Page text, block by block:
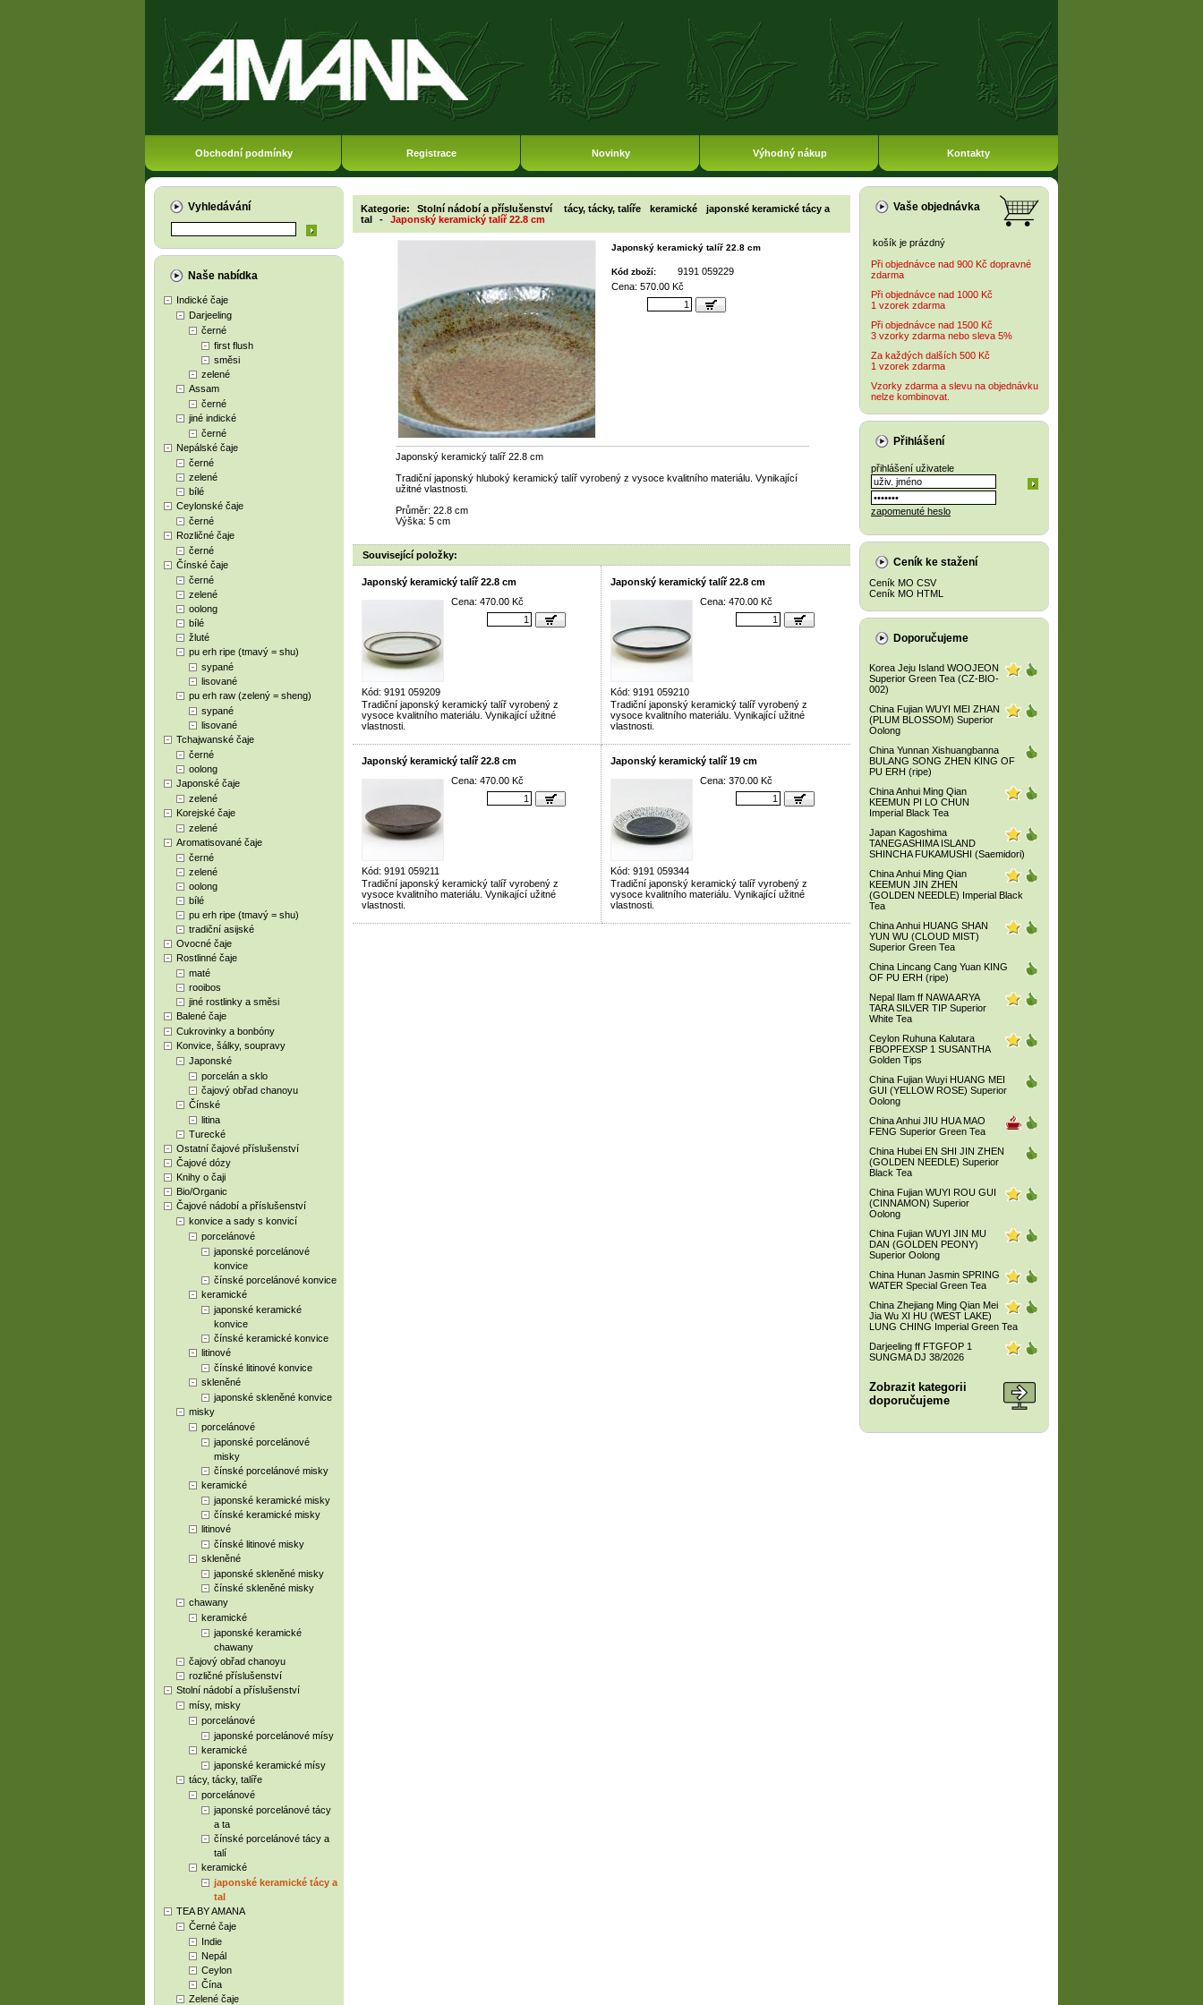
Obchodní podmínky Registrace Novinky Výhodný nákup Kontakty
Vyhledávání
Naše nabídka
Indické čaje
Darjeeling
černé
first flush
směsi
zelené
Assam
černé
jiné indické
černé
Nepálské čaje
černé
zelené
bílé
Ceylonské čaje
černé
Rozličné čaje
černé
Čínské čaje
černé
zelené
oolong
bílé
žluté
pu erh ripe (tmavý = shu)
sypané
lisované
pu erh raw (zelený = sheng)
sypané
lisované
Tchajwanské čaje
černé
oolong
Japonské čaje
zelené
Korejské čaje
zelené
Aromatisované čaje
černé
zelené
oolong
bílé
pu erh ripe (tmavý = shu)
tradiční asijské
Ovocné čaje
Rostlinné čaje
maté
rooibos
jiné rostlinky a směsi
Balené čaje
Cukrovinky a bonbóny
Konvice, šálky, soupravy
Japonské
porcelán a sklo
čajový obřad chanoyu
Čínské
litina
Turecké
Ostatní čajové příslušenství
Čajové dózy
Knihy o čaji
Bio/Organic
Čajové nádobí a příslušenství
konvice a sady s konvicí
porcelánové
japonské porcelánové
konvice
čínské porcelánové konvice
keramické
japonské keramické
konvice
čínské keramické konvice
litinové
čínské litinové konvice
skleněné
japonské skleněné konvice
misky
porcelánové
japonské porcelánové
misky
čínské porcelánové misky
keramické
japonské keramické misky
čínské keramické misky
litinové
čínské litinové misky
skleněné
japonské skleněné misky
čínské skleněné misky
chawany
keramické
japonské keramické
chawany
čajový obřad chanoyu
rozličné příslušenství
Stolní nádobí a příslušenství
mísy, misky
porcelánové
japonské porcelánové mísy
keramické
japonské keramické mísy
tácy, tácky, talíře
porcelánové
japonské porcelánové tácy
a ta
čínské porcelánové tácy a
talí
keramické
japonské keramické tácy a
tal
TEA BY AMANA
Černé čaje
Indie
Nepál
Ceylon
Čína
Zelené čaje
Kategorie: Stolní nádobí a příslušenství tácy, tácky, talíře keramické
japonské keramické tácy a
tal
- Japonský keramický talíř 22.8 cm
Japonský keramický talíř 22.8 cm
Kód zboží:
9191 059229
Cena: 570.00 Kč
Japonský keramický talíř 22.8 cm
Tradiční japonský hluboký keramický talíř vyrobený z vysoce kvalitního materiálu. Vynikající
užitné vlastnosti.
Průměr: 22.8 cm
Výška: 5 cm
Související položky:
Japonský keramický talíř 22.8 cm
Kód: 9191 059209
Cena: 470.00 Kč
Tradiční japonský keramický talíř vyrobený z
vysoce kvalitního materiálu. Vynikající užitné
vlastnosti.
Japonský keramický talíř 22.8 cm
Kód: 9191 059210
Cena: 470.00 Kč
Tradiční japonský keramický talíř vyrobený z
vysoce kvalitního materiálu. Vynikající užitné
vlastnosti.
Japonský keramický talíř 22.8 cm
Kód: 9191 059211
Cena: 470.00 Kč
Tradiční japonský keramický talíř vyrobený z
vysoce kvalitního materiálu. Vynikající užitné
vlastnosti.
Japonský keramický talíř 19 cm
Kód: 9191 059344
Cena: 370.00 Kč
Tradiční japonský keramický talíř vyrobený z
vysoce kvalitního materiálu. Vynikající užitné
vlastnosti.
Vaše objednávka
košík je prázdný
Při objednávce nad 900 Kč dopravné
zdarma
Při objednávce nad 1000 Kč
1 vzorek zdarma
Při objednávce nad 1500 Kč
3 vzorky zdarma nebo sleva 5%
Za každých dalších 500 Kč
1 vzorek zdarma
Vzorky zdarma a slevu na objednávku
nelze kombinovat.
Přihlášení
přihlášení uživatele
zapomenuté heslo
Ceník ke stažení
Ceník MO CSV
Ceník MO HTML
Doporučujeme
Korea Jeju Island WOOJEON
Superior Green Tea (CZ-BIO-
002)
China Fujian WUYI MEI ZHAN
(PLUM BLOSSOM) Superior
Oolong
China Yunnan Xishuangbanna
BULANG SONG ZHEN KING OF
PU ERH (ripe)
China Anhui Ming Qian
KEEMUN PI LO CHUN
Imperial Black Tea
Japan Kagoshima
TANEGASHIMA ISLAND
SHINCHA FUKAMUSHI (Saemidori)
China Anhui Ming Qian
KEEMUN JIN ZHEN
(GOLDEN NEEDLE) Imperial Black
Tea
China Anhui HUANG SHAN
YUN WU (CLOUD MIST)
Superior Green Tea
China Lincang Cang Yuan KING
OF PU ERH (ripe)
Nepal Ilam ff NAWA ARYA
TARA SILVER TIP Superior
White Tea
Ceylon Ruhuna Kalutara
FBOPFEXSP 1 SUSANTHA
Golden Tips
China Fujian Wuyi HUANG MEI
GUI (YELLOW ROSE) Superior
Oolong
China Anhui JIU HUA MAO
FENG Superior Green Tea
China Hubei EN SHI JIN ZHEN
(GOLDEN NEEDLE) Superior
Black Tea
China Fujian WUYI ROU GUI
(CINNAMON) Superior
Oolong
China Fujian WUYI JIN MU
DAN (GOLDEN PEONY)
Superior Oolong
China Hunan Jasmin SPRING
WATER Special Green Tea
China Zhejiang Ming Qian Mei
Jia Wu XI HU (WEST LAKE)
LUNG CHING Imperial Green Tea
Darjeeling ff FTGFOP 1
SUNGMA DJ 38/2026
Zobrazit kategorii
doporučujeme